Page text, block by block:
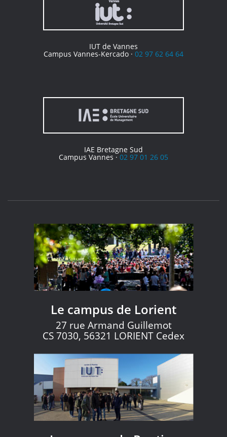
IUT de Vannes
Campus Vannes-Kercado · 02 97 62 64 64
IAE Bretagne Sud
Campus Vannes ·02 97 01 26 05
Le campus de Lorient
27 rue Armand Guillemot
CS 7030, 56321 LORIENT Cedex